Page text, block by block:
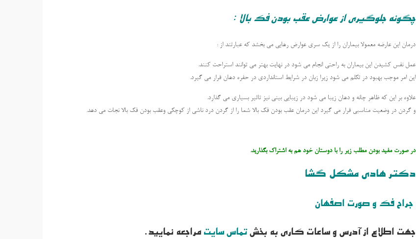
چگونه جلوگیری از عوارض عقب بودن فک بالا :
درمان این عارضه معمولا بیماران را از یک سری عوارض رهایی می بخشد که عبارتند از :
عمل نفس کشیدن این بیماران به راحتی انجام می شود در نهایت بهتر می توانند استراحت کنند.
این امر موجب بهبود در تکلم می شود زیرا زبان در شرایط استانداردی در حفره دهان قرار می گیرد.
علاوه بر این که ظاهر چانه و دهان زیبا می شود در زیبایی بینی نیز تاثیر بسیاری می گذارد.
و گردن در وضعیت مناسبی قرار می گیرد این درمان عقب بودن فک بالا شما را از گردن درد ناشی از کوچکی وعقب بودن فک بالا نجات می دهد.
در صورت مفید بودن مطلب زیر را با دوستان خود هم به اشتراک بگذارید.
دکتر هادی مشکل گشا
جراح فک و صورت اصفهان
جهت اطلاع از آدرس و ساعات کاری به بخش تماس سایت مراجعه نمایید.